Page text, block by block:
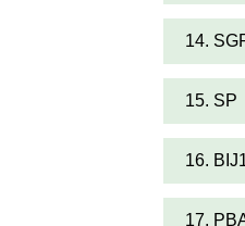
14.
15. SP
16.
17.